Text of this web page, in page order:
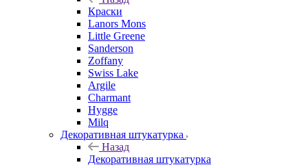
Краски
Lanors Mons
Little Greene
Sanderson
Zoffany
Swiss Lake
Argile
Charmant
Hygge
Milq
Декоративная штукатурка
Назад
Декоративная штукатурка